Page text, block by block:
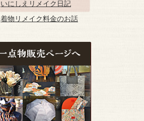
いにしえリメイク日記
着物リメイク料金のお話